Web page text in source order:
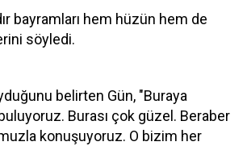
bayramları hem hüzün hem de
söyledi.
belirten Gün, "Buraya
Burası çok güzel. Beraber
konuşuyoruz. O bizim her